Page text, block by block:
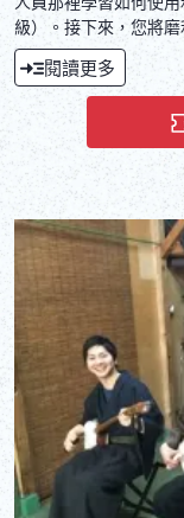
級）。接下來，您將
獨一無二的刀，讓您
閱讀更多